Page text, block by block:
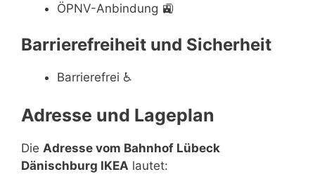
ÖPNV-Anbindung 🚉
Barrierefreiheit und Sicherheit
Barrierefrei ♿
Adresse und Lageplan
Die Adresse vom Bahnhof Lübeck
Dänischburg IKEA lautet: